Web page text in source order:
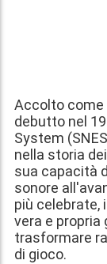
Accolto come
debutto nel
System
nella storia
sua capacità
sonore
più celebrate,
vera e propria
trasformare
di gioco.